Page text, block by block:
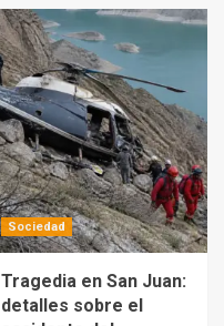
Sociedad
Tragedia en San Juan:
detalles sobre el